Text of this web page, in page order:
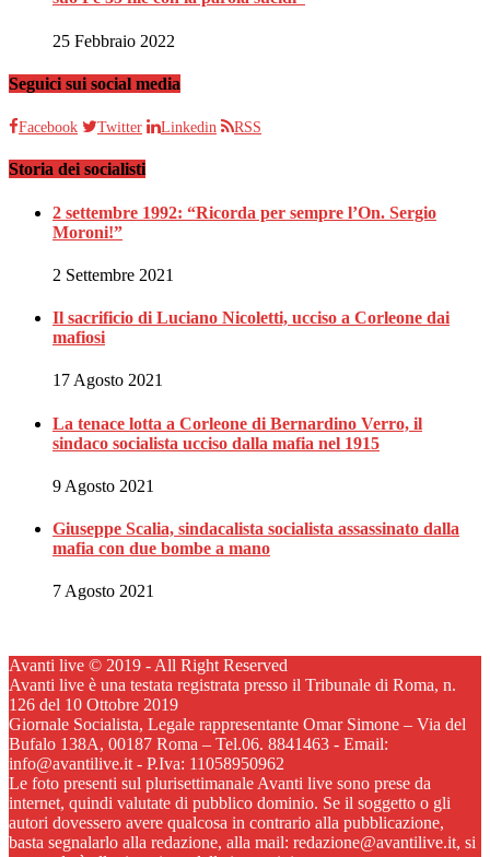
25 Febbraio 2022
Seguici sui social media
Facebook Twitter Linkedin RSS
Storia dei socialisti
2 settembre 1992: “Ricorda per sempre l’On. Sergio
Moroni!”
2 Settembre 2021
Il sacrificio di Luciano Nicoletti, ucciso a Corleone dai
mafiosi
17 Agosto 2021
La tenace lotta a Corleone di Bernardino Verro, il
sindaco socialista ucciso dalla mafia nel 1915
9 Agosto 2021
Giuseppe Scalia, sindacalista socialista assassinato dalla
mafia con due bombe a mano
7 Agosto 2021
Avanti live © 2019 - All Right Reserved
Avanti live è una testata registrata presso il Tribunale di Roma, n.
126 del 10 Ottobre 2019
Giornale Socialista, Legale rappresentante Omar Simone – Via del
Bufalo 138A, 00187 Roma – Tel.06. 8841463 - Email:
info@avantilive.it - P.Iva: 11058950962
Le foto presenti sul plurisettimanale Avanti live sono prese da
internet, quindi valutate di pubblico dominio. Se il soggetto o gli
autori dovessero avere qualcosa in contrario alla pubblicazione,
basta segnalarlo alla redazione, alla mail: redazione@avantilive.it, si